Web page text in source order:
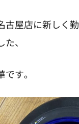
古屋店に新しく
、
す。